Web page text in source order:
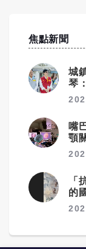
焦點新聞
城
琴
嘴
顎
「
的
了